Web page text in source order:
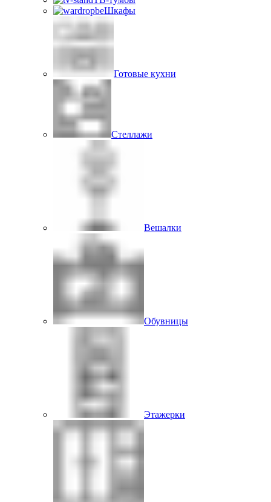
Шкафы
Готовые кухни
Стеллажи
Вешалки
Обувницы
Этажерки